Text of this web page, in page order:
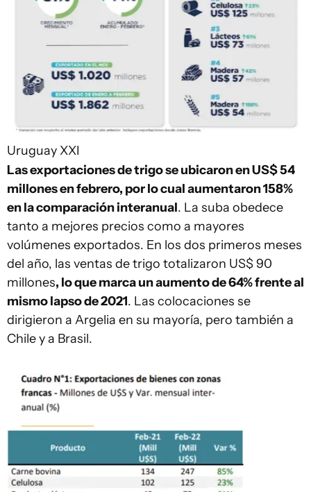
Uruguay XXI
Las exportaciones de trigo se ubicaron en US$ 54
millones en febrero, por lo cual aumentaron 158%
en la comparación interanual. La suba obedece
tanto a mejores precios como a mayores
volúmenes exportados. En los dos primeros meses
del año, las ventas de trigo totalizaron US$ 90
millones, lo que marca un aumento de 64% frente al
mismo lapso de 2021. Las colocaciones se
dirigieron a Argelia en su mayoría, pero también a
Chile y a Brasil.